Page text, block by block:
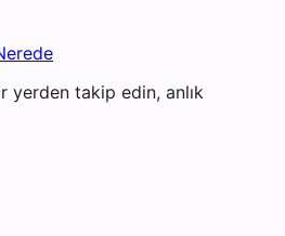
yerden takip edin, anlık